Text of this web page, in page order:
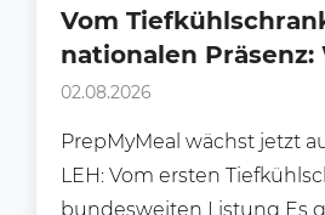
Vom
nationalen Präsenz:
PrepMyMeal den
02.08.2026
PrepMyMeal wächst jetzt
LEH: Vom ersten
bundesweiten Listung Es